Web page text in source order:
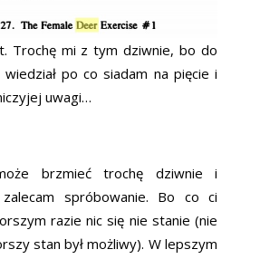
Trochę mi z tym dziwnie, bo do
po co siadam na pięcie i
uwagi…
brzmieć trochę dziwnie i
zalecam spróbowanie. Bo co ci
razie nic się nie stanie (nie
stan był możliwy). W lepszym